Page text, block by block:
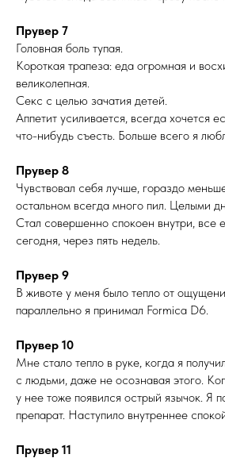
Прувер 7
Головная боль тупая.
Короткая трапеза: еда огромная и
великолепная.
Секс с целью зачатия детей.
Аппетит усиливается, всегда хочется
что-нибудь съесть. Больше всего я
Прувер 8
Чувствовал себя лучше, гораздо
остальном всегда много пил. Целыми
Стал совершенно спокоен внутри, все
сегодня, через пять недель.
Прувер 9
В животе у меня было тепло от
параллельно я принимал Formica D6.
Прувер 10
Мне стало тепло в руке, когда я
с людьми, даже не осознавая этого.
у нее тоже появился острый язычок. Я
препарат. Наступило внутреннее
Прувер 11